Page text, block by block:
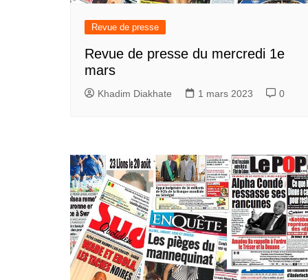
Revue de presse
Revue de presse du mercredi 1e
mars
Khadim Diakhate 1 mars 2023 0